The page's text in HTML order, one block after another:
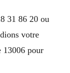
31 86 20 ou
votre
13006 pour